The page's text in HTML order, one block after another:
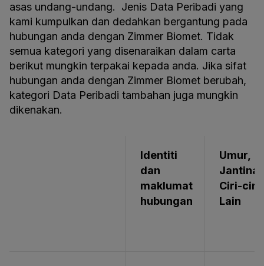
asas undang-undang. Jenis Data Peribadi yang
kami kumpulkan dan dedahkan bergantung pada
hubungan anda dengan Zimmer Biomet. Tidak
semua kategori yang disenaraikan dalam carta
berikut mungkin terpakai kepada anda. Jika sifat
hubungan anda dengan Zimmer Biomet berubah,
kategori Data Peribadi tambahan juga mungkin
dikenakan.
Identiti
dan
maklumat
hubungan
Umur,
Jantina
Ciri-ciri
Lain